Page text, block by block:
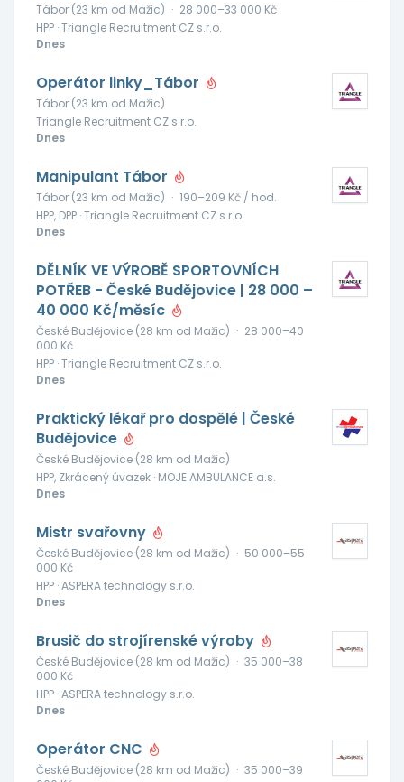
Tábor (23 km od Mažic) · 28 000–33 000 Kč
HPP · Triangle Recruitment CZ s.r.o.
Dnes
Operátor linky_Tábor
Tábor (23 km od Mažic)
Triangle Recruitment CZ s.r.o.
Dnes
Manipulant Tábor
Tábor (23 km od Mažic) · 190–209 Kč / hod.
HPP, DPP · Triangle Recruitment CZ s.r.o.
Dnes
DĚLNÍK VE VÝROBĚ SPORTOVNÍCH
POTŘEB - České Budějovice | 28 000 –
40 000 Kč/měsíc
České Budějovice (28 km od Mažic) · 28 000–40
000 Kč
HPP · Triangle Recruitment CZ s.r.o.
Dnes
Praktický lékař pro dospělé | České
Budějovice
České Budějovice (28 km od Mažic)
HPP, Zkrácený úvazek · MOJE AMBULANCE a.s.
Dnes
Mistr svařovny
České Budějovice (28 km od Mažic) · 50 000–55
000 Kč
HPP · ASPERA technology s.r.o.
Dnes
Brusič do strojírenské výroby
České Budějovice (28 km od Mažic) · 35 000–38
000 Kč
HPP · ASPERA technology s.r.o.
Dnes
Operátor CNC
České Budějovice (28 km od Mažic) · 35 000–39